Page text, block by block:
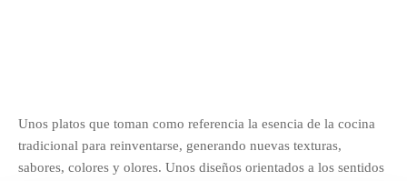
Unos platos que toman como referencia la esencia de la cocina
tradicional para reinventarse, generando nuevas texturas,
sabores, colores y olores. Unos diseños orientados a los sentidos